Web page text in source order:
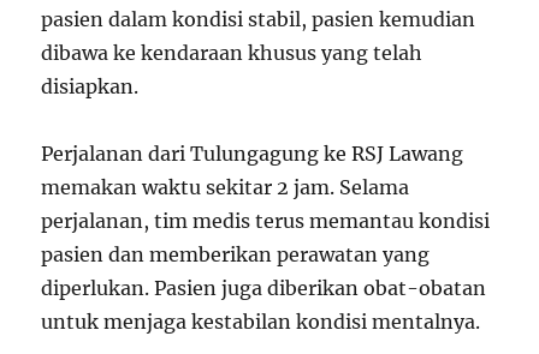
pasien dalam kondisi stabil, pasien kemudian
dibawa ke kendaraan khusus yang telah
disiapkan.
Perjalanan dari Tulungagung ke RSJ Lawang
memakan waktu sekitar 2 jam. Selama
perjalanan, tim medis terus memantau kondisi
pasien dan memberikan perawatan yang
diperlukan. Pasien juga diberikan obat-obatan
untuk menjaga kestabilan kondisi mentalnya.